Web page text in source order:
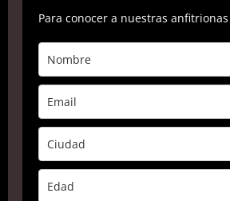
Para conocer a nuestras anfitrionas